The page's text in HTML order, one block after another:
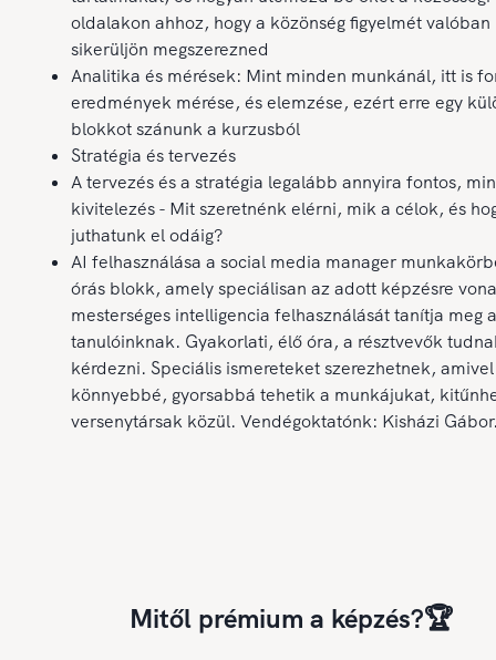
oldalakon ahhoz, hogy a közönség figyelmét valóban
sikerüljön megszerezned
Analitika és mérések: Mint minden munkánál, itt is
eredmények mérése, és elemzése, ezért erre egy
blokkot szánunk a kurzusból
Stratégia és tervezés
A tervezés és a stratégia legalább annyira fontos,
kivitelezés - Mit szeretnénk elérni, mik a célok, és
juthatunk el odáig?
AI felhasználása a social media manager
órás blokk, amely speciálisan az adott képzésre
mesterséges intelligencia felhasználását tanítja meg a
tanulóinknak. Gyakorlati, élő óra, a résztvevők
kérdezni. Speciális ismereteket szerezhetnek, amivel
könnyebbé, gyorsabbá tehetik a munkájukat,
versenytársak közül. Vendégoktatónk: Kisházi
Mitől prémium a képzés?🏆